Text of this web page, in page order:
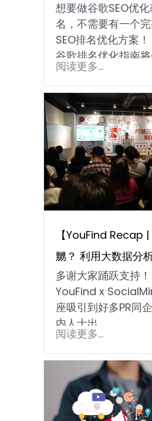
想要做谷歌SEO优
名，不需要有一个
SEO排名优化方案！
谷歌排名优化指南将
阅读更多...
【YouFind Recap
嬲？ 利用大数据分
危为机！ 】
多谢大家踊跃支持
YouFind x
座吸引到好多PR同
内人士出...
阅读更多...